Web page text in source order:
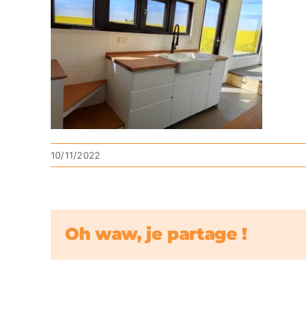
10/11/2022
Oh waw, je partage !